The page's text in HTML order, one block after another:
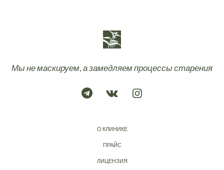
Мы не маскируем, а замедляем процессы старения
О КЛИНИКЕ
ПРАЙС
ЛИЦЕНЗИЯ